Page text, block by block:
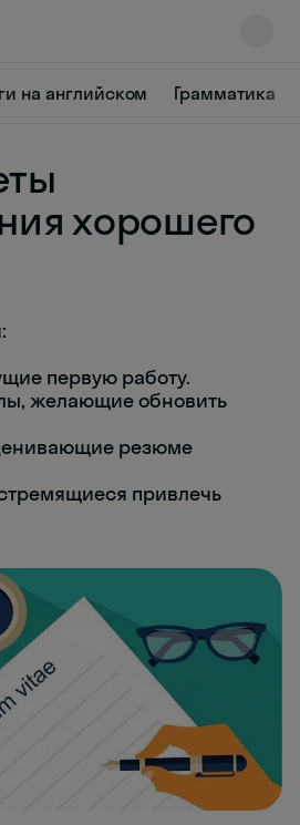
на английском Грамматика
хорошего
первую работу.
желающие обновить
резюме
привлечь